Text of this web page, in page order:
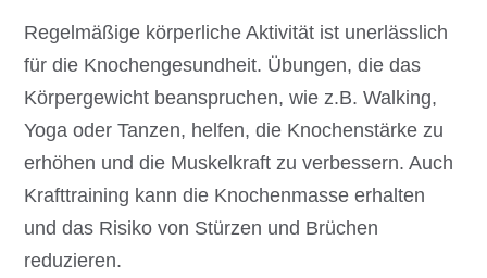
Regelmäßige körperliche Aktivität ist unerlässlich
für die Knochengesundheit. Übungen, die das
Körpergewicht beanspruchen, wie z.B. Walking,
Yoga oder Tanzen, helfen, die Knochenstärke zu
erhöhen und die Muskelkraft zu verbessern. Auch
Krafttraining kann die Knochenmasse erhalten
und das Risiko von Stürzen und Brüchen
reduzieren.